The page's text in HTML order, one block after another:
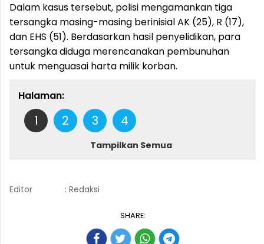
Dalam kasus tersebut, polisi mengamankan tiga
tersangka masing-masing berinisial AK (25), R (17),
dan EHS (51). Berdasarkan hasil penyelidikan, para
tersangka diduga merencanakan pembunuhan
untuk menguasai harta milik korban.
Halaman:
1 2 3 4
Tampilkan Semua
Editor : Redaksi
SHARE: